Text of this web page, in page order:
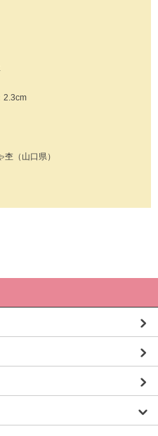
2.3cm
（山口県）